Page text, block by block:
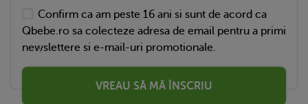
Confirm ca am peste 16 ani si sunt de acord ca
Qbebe.ro sa colecteze adresa de email pentru a primi
newslettere si e-mail-uri promotionale.
VREAU SĂ MĂ ÎNSCRIU